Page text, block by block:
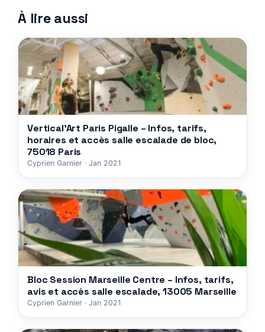
À lire aussi
Vertical’Art Paris Pigalle – Infos, tarifs,
horaires et accès salle escalade de bloc,
75018 Paris
Cyprien Garnier · Jan 2021
Bloc Session Marseille Centre – Infos, tarifs,
avis et accès salle escalade, 13005 Marseille
Cyprien Garnier · Jan 2021